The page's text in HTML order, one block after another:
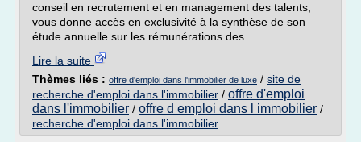
conseil en recrutement et en management des talents,
vous donne accès en exclusivité à la synthèse de son
étude annuelle sur les rémunérations des...
Lire la suite
Thèmes liés : offre d'emploi dans l'immobilier de luxe / site de
recherche d'emploi dans l'immobilier / offre d'emploi
dans l'immobilier / offre d emploi dans l immobilier /
recherche d'emploi dans l'immobilier